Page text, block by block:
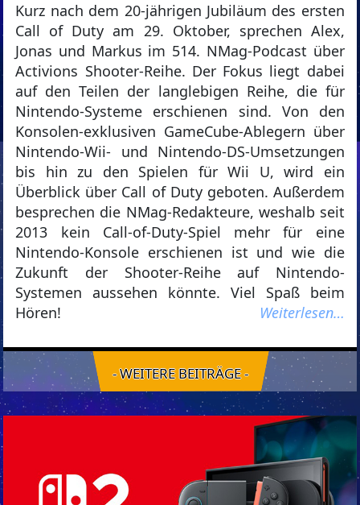
Kurz nach dem 20-jährigen Jubiläum des ersten
Call of Duty am 29. Oktober, sprechen Alex,
Jonas und Markus im 514. NMag-Podcast über
Activions Shooter-Reihe. Der Fokus liegt dabei
auf den Teilen der langlebigen Reihe, die für
Nintendo-Systeme erschienen sind. Von den
Konsolen-exklusiven GameCube-Ablegern über
Nintendo-Wii- und Nintendo-DS-Umsetzungen
bis hin zu den Spielen für Wii U, wird ein
Überblick über Call of Duty geboten. Außerdem
besprechen die NMag-Redakteure, weshalb seit
2013 kein Call-of-Duty-Spiel mehr für eine
Nintendo-Konsole erschienen ist und wie die
Zukunft der Shooter-Reihe auf Nintendo-
Systemen aussehen könnte. Viel Spaß beim
Hören!
Weiterlesen…
- WEITERE BEITRÄGE -